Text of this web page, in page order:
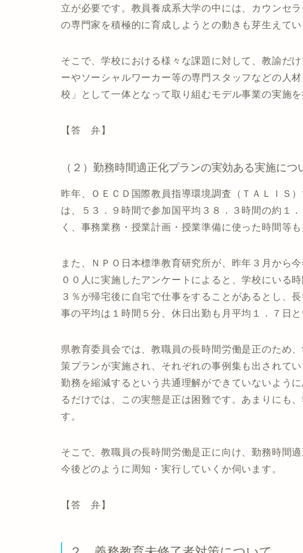
立が必要です。教員養成系大学の中には、カウンセ
の専門家を積極的に育成しようとの動きも芽生えてい
そこで、学校における様々な課題に対して、教諭だ
ーやソーシャルワーカー等の専門スタッフなどの人
校」として一体となって取り組むモデル事業の実施
【答 弁】
（２）勤務時間適正化プランの実効ある実施につ
昨年、ＯＥＣＤ国際教員指導環境調査（ＴＡＬＩＳ
は、５３．９時間で参加国平均３８．３時間の約１
く、事務業務・授業計画・授業準備に使った時間等
また、ＮＰＯ日本標準教育研究所が、昨年３月から
００人に実施したアンケートによると、学校にいる
３％が帰宅後に自宅で仕事をすることがあるとし、
事の平均は１時間５分、休日出勤も月平均１．７日と
県教育委員会では、教職員の長時間労働是正のため
策プランが実施され、それぞれの事例集も出されて
勤務を縮減するという共通理解ができていないよう
るだけでは、この実態是正は困難です。あまりにも
す。
そこで、教職員の長時間労働是正に向け、勤務時間
今後どのように周知・実行していくか伺います。
【答 弁】